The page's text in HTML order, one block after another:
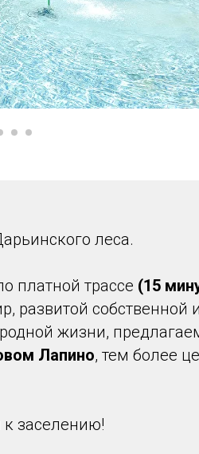
леса.
платной трассе (15
собственной
жизни,
Лапино, тем более
к заселению!